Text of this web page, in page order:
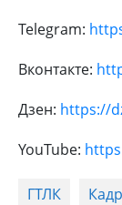
Telegram:
Вконтакте:
Дзен: https://
YouTube:
ГТЛК